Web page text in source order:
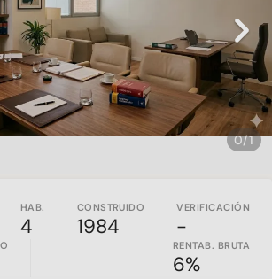
0/1
Next
HAB.
4
CONSTRUIDO
1984
VERIFICACIÓN
-
RENTAB. BRUTA
6%